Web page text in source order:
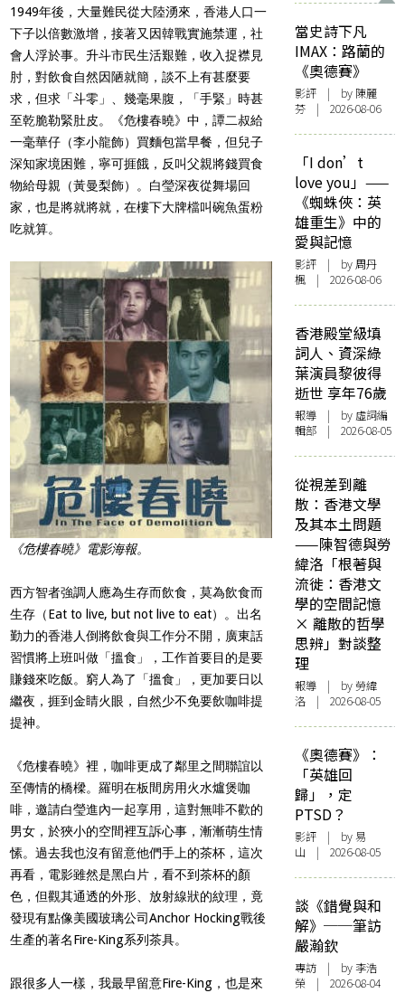
1949年後，大量難民從大陸湧來，香港人口一
下子以倍數激增，接著又因韓戰實施禁運，社
會人浮於事。升斗市民生活艱難，收入捉襟見
肘，對飲食自然因陋就簡，談不上有甚麼要
求，但求「斗零」、幾毫果腹，「手緊」時甚
至乾脆勒緊肚皮。《危樓春曉》中，譚二叔給
一毫華仔（李小龍飾）買麵包當早餐，但兒子
深知家境困難，寧可捱餓，反叫父親將錢買食
物給母親（黃曼梨飾）。白瑩深夜從舞場回
家，也是將就將就，在樓下大牌檔叫碗魚蛋粉
吃就算。
《危樓春曉》電影海報。
西方智者強調人應為生存而飲食，莫為飲食而
生存（Eat to live, but not live to eat）。出名
勤力的香港人倒將飲食與工作分不開，廣東話
習慣將上班叫做「搵食」，工作首要目的是要
賺錢來吃飯。窮人為了「搵食」，更加要日以
繼夜，捱到金睛火眼，自然少不免要飲咖啡提
提神。
《危樓春曉》裡，咖啡更成了鄰里之間聯誼以
至傳情的橋樑。羅明在板間房用火水爐煲咖
啡，邀請白瑩進內一起享用，這對無啡不歡的
男女，於狹小的空間裡互訴心事，漸漸萌生情
愫。過去我也沒有留意他們手上的茶杯，這次
再看，電影雖然是黑白片，看不到茶杯的顏
色，但觀其通透的外形、放射線狀的紋理，竟
發現有點像美國玻璃公司Anchor Hocking戰後
生產的著名Fire-King系列茶具。
跟很多人一樣，我最早留意Fire-King，也是來
當史詩下凡
IMAX：路蘭的
《奧德賽》
影評 | by 陳麗
芬 | 2026-08-06
「I don’t
love you」——
《蜘蛛俠：英
雄重生》中的
愛與記憶
影評 | by周丹
楓 | 2026-08-06
香港殿堂級填
詞人、資深綠
葉演員黎彼得
逝世 享年76歲
報導 | by 虛詞編
輯部 | 2026-08-05
從視差到離
散：香港文學
及其本土問題
——陳智德與勞
緯洛「根著與
流徙：香港文
學的空間記憶
× 離散的哲學
思辨」對談整
理
報導 | by 勞緯
洛 | 2026-08-05
《奧德賽》：
「英雄回
歸」，定
PTSD？
影評 | by 易
山 | 2026-08-05
談《錯覺與和
解》──筆訪
嚴瀚欽
專訪 | by 李浩
榮 | 2026-08-04